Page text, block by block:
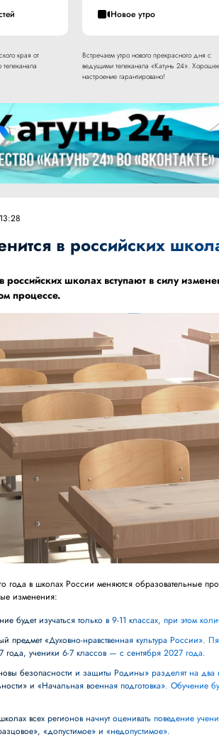
края от
Новое утро
Встречаем утро нового прекрасного дня с
ведущими телеканала «Катунь 24».
настроение гарантировано!
в российских
российских школах вступают в силу
процессе.
года в школах России меняются образовательные
изменения:
будет изучаться только в 9-11 классах, при этом
года, ученики 6-7 классов — с сентября 2027 года.
и «Начальная военная подготовка». Обучение
«допустимое» и «недопустимое».